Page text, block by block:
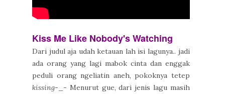
Kiss Me Like Nobody's Watching
Dari judul aja udah ketauan lah isi lagunya.. jadi
ada orang yang lagi mabok cinta dan enggak
peduli orang ngeliatin aneh, pokoknya tetep
kissing-_- Menurut gue, dari jenis lagu masih